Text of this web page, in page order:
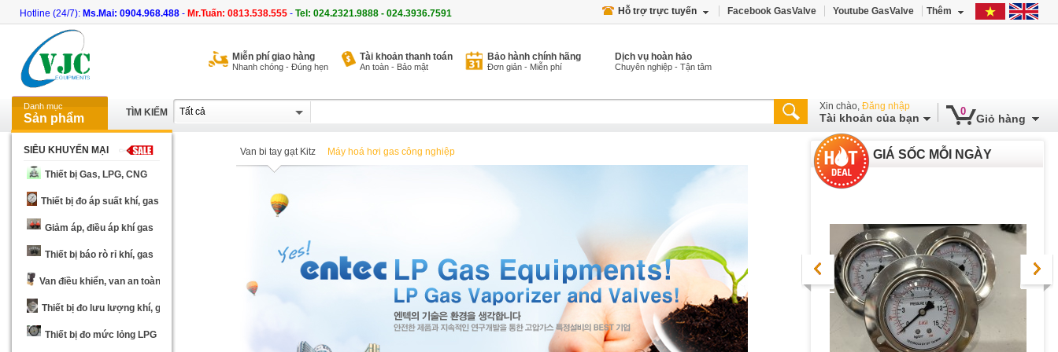
Hotline (24/7): Ms.Mai: 0904.968.488 - Mr.Tuấn: 0813.538.555 - Tel: 024.2321.9888 - 024.3936.7591 Hỗ trợ trực tuyến Facebook GasValve Youtube GasValve Thêm
Miễn phí giao hàng
Nhanh chóng - Đúng hẹn
Tài khoản thanh toán
An toàn - Bảo mật
Bảo hành chính hãng
Đơn giản - Miễn phí
Dịch vụ hoàn hảo
Chuyên nghiệp - Tận tâm
TÌM KIẾM
Danh mục
Sản phẩm
SIÊU KHUYẾN MẠI
Thiết bị Gas, LPG, CNG
Thiết bị đo áp suất khí, gas
Giảm áp, điều áp khí gas
Thiết bị báo rò rỉ khí, gas
Van điều khiển, van an toàn
Thiết bị đo lưu lượng khí, gas
Thiết bị đo mức lỏng LPG
Xin chào, Đăng nhập
Tài khoản của bạn
0
Giỏ hàng
GIÁ SỐC MỖI NGÀY
Van bi tay gạt Kitz Máy hoá hơi gas công nghiệp